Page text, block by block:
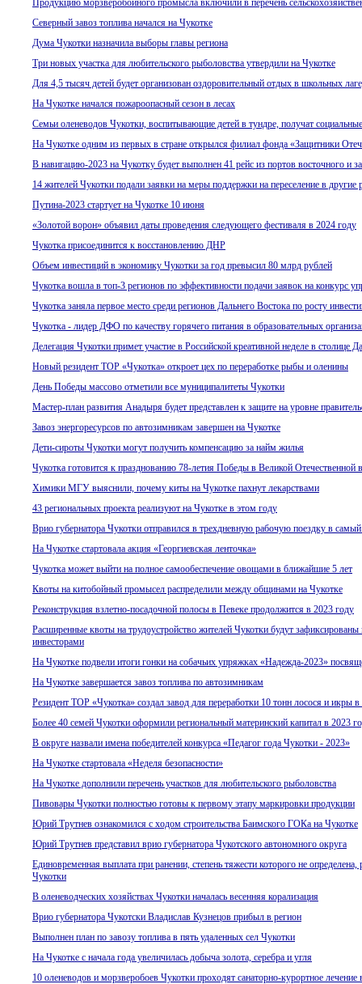
Продукцию морзверобойного промысла включили в перечень
Северный завоз топлива начался на Чукотке
Дума Чукотки назначила выборы главы региона
Три новых участка для любительского рыболовства утвердили на Чукотке
Для 4,5 тысяч детей будет организован оздоровительный отдых в школьных
На Чукотке начался пожароопасный сезон в лесах
Семьи оленеводов Чукотки, воспитывающие детей в тундре, получат
На Чукотке одним из первых в стране открылся филиал фонда «Защитники
В навигацию-2023 на Чукотку будет выполнен 41 рейс из портов восточного и
14 жителей Чукотки подали заявки на меры поддержки на переселение в другие
Путина-2023 стартует на Чукотке 10 июня
«Золотой ворон» объявил даты проведения следующего фестиваля в 2024 году
Чукотка присоединится к восстановлению ДНР
Объем инвестиций в экономику Чукотки за год превысил 80 млрд рублей
Чукотка вошла в топ-3 регионов по эффективности подачи заявок на конкурс
Чукотка заняла первое место среди регионов Дальнего Востока по росту
Чукотка - лидер ДФО по качеству горячего питания в образовательных
Делегация Чукотки примет участие в Российской креативной неделе в столице
Новый резидент ТОР «Чукотка» откроет цех по переработке рыбы и оленины
День Победы массово отметили все муниципалитеты Чукотки
Мастер-план развития Анадыря будет представлен к защите на уровне
Завоз энергоресурсов по автозимникам завершен на Чукотке
Дети-сироты Чукотки могут получить компенсацию за найм жилья
Чукотка готовится к празднованию 78-летия Победы в Великой Отечественной
Химики МГУ выяснили, почему киты на Чукотке пахнут лекарствами
43 региональных проекта реализуют на Чукотке в этом году
Врио губернатора Чукотки отправился в трехдневную рабочую поездку в
На Чукотке стартовала акция «Георгиевская ленточка»
Чукотка может выйти на полное самообеспечение овощами в ближайшие 5 лет
Квоты на китобойный промысел распределили между общинами на Чукотке
Реконструкция взлетно-посадочной полосы в Певеке продолжится в 2023 году
Расширенные квоты на трудоустройство жителей Чукотки будут
инвесторами
На Чукотке подвели итоги гонки на собачьих упряжках «Надежда-2023»
На Чукотке завершается завоз топлива по автозимникам
Резидент ТОР «Чукотка» создал завод для переработки 10 тонн лосося и икры в
Более 40 семей Чукотки оформили региональный материнский капитал в 2023
В округе назвали имена победителей конкурса «Педагог года Чукотки - 2023»
На Чукотке стартовала «Неделя безопасности»
На Чукотке дополнили перечень участков для любительского рыболовства
Пивовары Чукотки полностью готовы к первому этапу маркировки продукции
Юрий Трутнев ознакомился с ходом строительства Баимского ГОКа на Чукотке
Юрий Трутнев представил врио губернатора Чукотского автономного округа
Единовременная выплата при ранении, степень тяжести которого не определена,
Чукотки
В оленеводческих хозяйствах Чукотки началась весенняя корализация
Врио губернатора Чукотски Владислав Кузнецов прибыл в регион
Выполнен план по завозу топлива в пять удаленных сел Чукотки
На Чукотке с начала года увеличилась добыча золота, серебра и угля
10 оленеводов и морзверобоев Чукотки проходят санаторно-курортное лечение